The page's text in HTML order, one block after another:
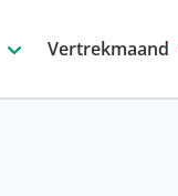
Vertrekmaand